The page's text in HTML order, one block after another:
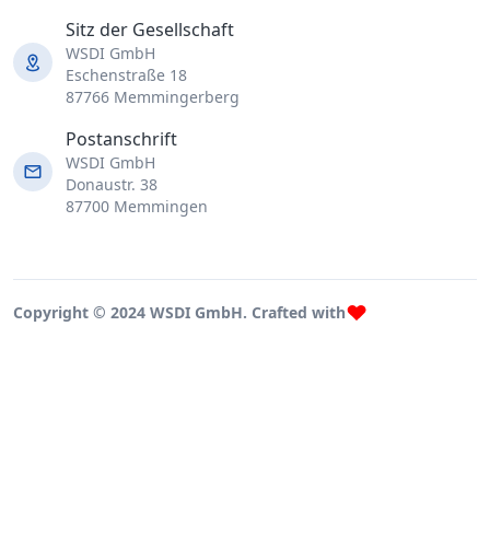
Sitz der Gesellschaft
WSDI GmbH
Eschenstraße 18
87766 Memmingerberg
Postanschrift
WSDI GmbH
Donaustr. 38
87700 Memmingen
Copyright © 2024 WSDI GmbH. Crafted with